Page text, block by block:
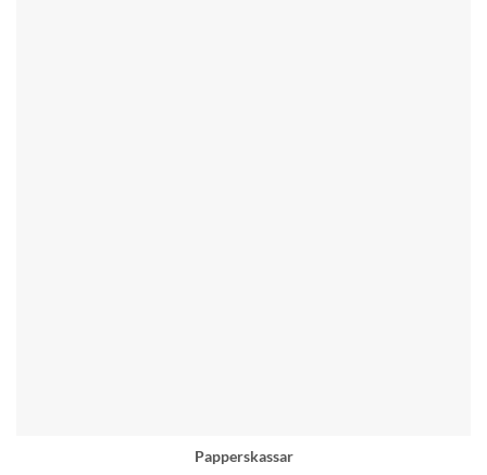
Papperskassar